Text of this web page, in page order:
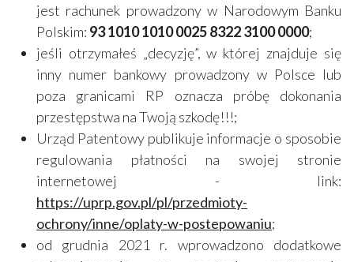
jest rachunek prowadzony w Narodowym Banku
Polskim: 93 1010 1010 0025 8322 3100 0000;
jeśli otrzymałeś „decyzję”, w której znajduje się
inny numer bankowy prowadzony w Polsce lub
poza granicami RP oznacza próbę dokonania
przestępstwa na Twoją szkodę!!!;
Urząd Patentowy publikuje informacje o sposobie
regulowania płatności na swojej stronie
internetowej - link:
https://uprp.gov.pl/pl/przedmioty-
ochrony/inne/oplaty-w-postepowaniu;
od grudnia 2021 r. wprowadzono dodatkowe